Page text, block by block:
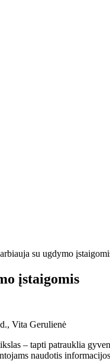
su ugdymo
įstaigomis
Vita Gerulienė
– tapti patrauklia
naudotis